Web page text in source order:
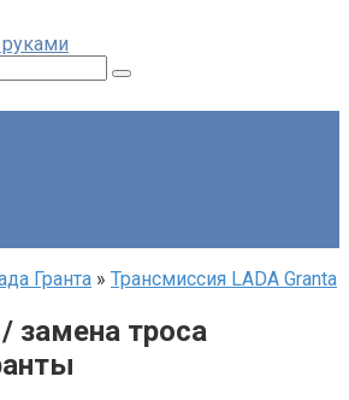
Гранта » Трансмиссия LADA Granta
замена троса